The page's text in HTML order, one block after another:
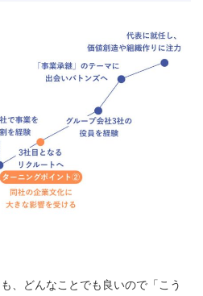
、どんなことでも良いので「こう